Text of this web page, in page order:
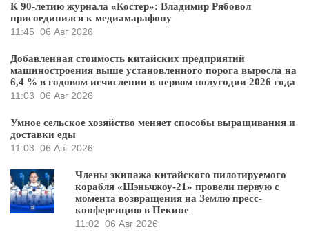
К 90-летию журнала «Костер»: Владимир Рябовол
присоединился к медиамарафону
11:45 06 Авг 2026
Добавленная стоимость китайских предприятий
машиностроения выше установленного порога выросла на
6,4 % в годовом исчислении в первом полугодии 2026 года
11:03 06 Авг 2026
Умное сельское хозяйство меняет способы выращивания и
доставки еды
11:03 06 Авг 2026
Члены экипажа китайского пилотируемого
корабля «Шэньчжоу-21» провели первую с
момента возвращения на Землю пресс-
конференцию в Пекине
11:02 06 Авг 2026